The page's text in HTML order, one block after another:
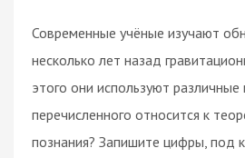
Современные учёные изучают
несколько лет назад
этого они используют
перечисленного относится к
познания? Запишите цифры, под